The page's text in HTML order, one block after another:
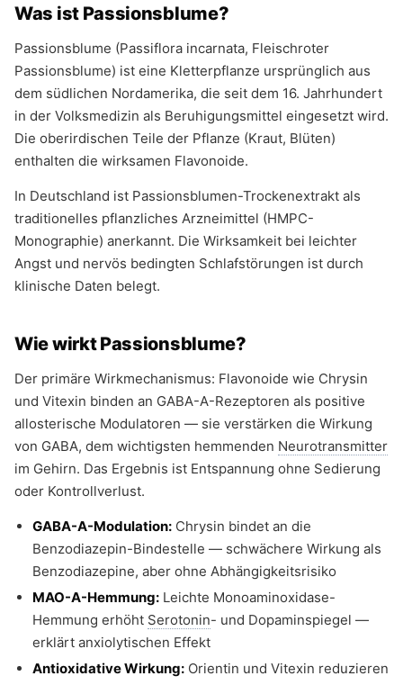
Was ist Passionsblume?
Passionsblume (Passiflora incarnata, Fleischroter
Passionsblume) ist eine Kletterpflanze ursprünglich aus
dem südlichen Nordamerika, die seit dem 16. Jahrhundert
in der Volksmedizin als Beruhigungsmittel eingesetzt wird.
Die oberirdischen Teile der Pflanze (Kraut, Blüten)
enthalten die wirksamen Flavonoide.
In Deutschland ist Passionsblumen-Trockenextrakt als
traditionelles pflanzliches Arzneimittel (HMPC-
Monographie) anerkannt. Die Wirksamkeit bei leichter
Angst und nervös bedingten Schlafstörungen ist durch
klinische Daten belegt.
Wie wirkt Passionsblume?
Der primäre Wirkmechanismus: Flavonoide wie Chrysin
und Vitexin binden an GABA-A-Rezeptoren als positive
allosterische Modulatoren — sie verstärken die Wirkung
von GABA, dem wichtigsten hemmenden Neurotransmitter
im Gehirn. Das Ergebnis ist Entspannung ohne Sedierung
oder Kontrollverlust.
GABA-A-Modulation: Chrysin bindet an die
Benzodiazepin-Bindestelle — schwächere Wirkung als
Benzodiazepine, aber ohne Abhängigkeitsrisiko
MAO-A-Hemmung: Leichte Monoaminoxidase-
Hemmung erhöht Serotonin- und Dopaminspiegel —
erklärt anxiolytischen Effekt
Antioxidative Wirkung: Orientin und Vitexin reduzieren